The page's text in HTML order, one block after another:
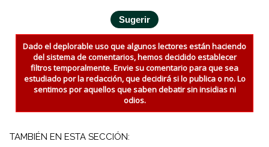
Dado el deplorable uso que algunos lectores están haciendo
del sistema de comentarios, hemos decidido establecer
filtros temporalmente. Envie su comentario para que sea
estudiado por la redacción, que decidirá si lo publica o no. Lo
sentimos por aquellos que saben debatir sin insidias ni
odios.
TAMBIÉN EN ESTA SECCIÓN: